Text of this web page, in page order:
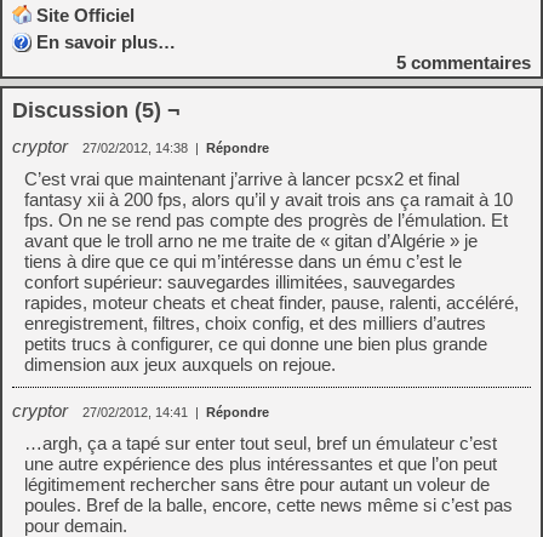
Site Officiel
En savoir plus…
5 commentaires
Discussion (5) ¬
cryptor 27/02/2012, 14:38 | Répondre
C’est vrai que maintenant j’arrive à lancer pcsx2 et final
fantasy xii à 200 fps, alors qu’il y avait trois ans ça ramait à 10
fps. On ne se rend pas compte des progrès de l’émulation. Et
avant que le troll arno ne me traite de « gitan d’Algérie » je
tiens à dire que ce qui m’intéresse dans un ému c’est le
confort supérieur: sauvegardes illimitées, sauvegardes
rapides, moteur cheats et cheat finder, pause, ralenti, accéléré,
enregistrement, filtres, choix config, et des milliers d’autres
petits trucs à configurer, ce qui donne une bien plus grande
dimension aux jeux auxquels on rejoue.
cryptor 27/02/2012, 14:41 | Répondre
…argh, ça a tapé sur enter tout seul, bref un émulateur c’est
une autre expérience des plus intéressantes et que l’on peut
légitimement rechercher sans être pour autant un voleur de
poules. Bref de la balle, encore, cette news même si c’est pas
pour demain.